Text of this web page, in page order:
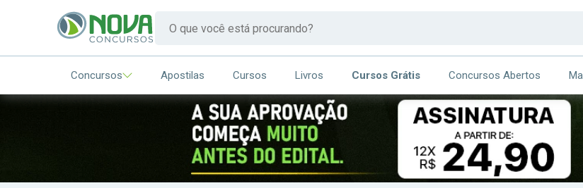
Concursos Apostilas Cursos Livros Cursos Grátis Concursos Abertos